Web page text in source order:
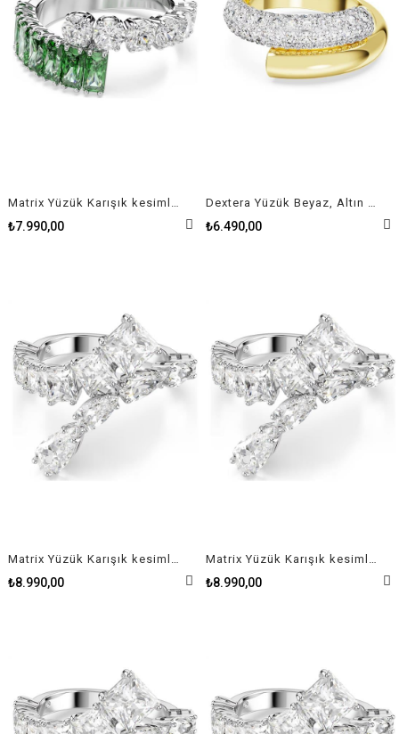
Matrix Yüzük Karışık kesimler, Yeşil, Rodyum kaplama
₺7.990,00
Dextera Yüzük Beyaz, Altın rengi kaplama 50
₺6.490,00
₺8.990,00 ₺8.990,00